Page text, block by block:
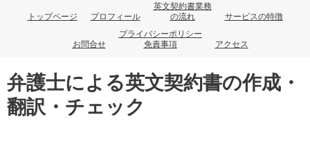
第1段階（通常損害）：契約違反から自然に
の流れ（usual course of things）において生じる
と合理的に予見できる損害
トップページ プロフィール
英文契約書業務
の流れ
サービスの特徴
お問合せ
プライバシーポリシー
免責事項
アクセス
弁護士による英文契約書の作成・
翻訳・チェック